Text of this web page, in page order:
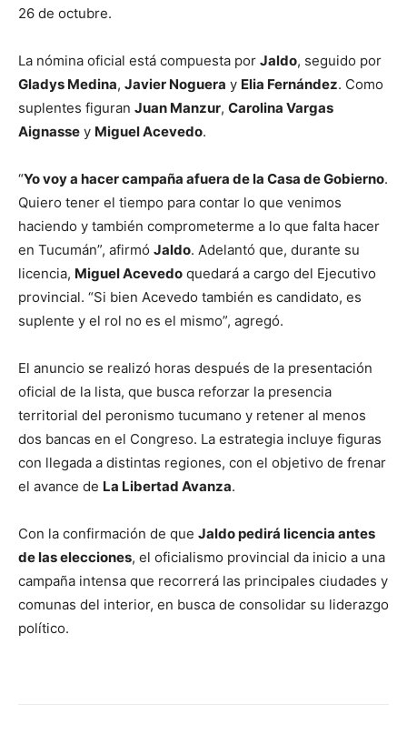
26 de octubre.
La nómina oficial está compuesta por Jaldo, seguido por
Gladys Medina, Javier Noguera y Elia Fernández. Como
suplentes figuran Juan Manzur, Carolina Vargas
Aignasse y Miguel Acevedo.
“Yo voy a hacer campaña afuera de la Casa de Gobierno.
Quiero tener el tiempo para contar lo que venimos
haciendo y también comprometerme a lo que falta hacer
en Tucumán”, afirmó Jaldo. Adelantó que, durante su
licencia, Miguel Acevedo quedará a cargo del Ejecutivo
provincial. “Si bien Acevedo también es candidato, es
suplente y el rol no es el mismo”, agregó.
El anuncio se realizó horas después de la presentación
oficial de la lista, que busca reforzar la presencia
territorial del peronismo tucumano y retener al menos
dos bancas en el Congreso. La estrategia incluye figuras
con llegada a distintas regiones, con el objetivo de frenar
el avance de La Libertad Avanza.
Con la confirmación de que Jaldo pedirá licencia antes
de las elecciones, el oficialismo provincial da inicio a una
campaña intensa que recorrerá las principales ciudades y
comunas del interior, en busca de consolidar su liderazgo
político.